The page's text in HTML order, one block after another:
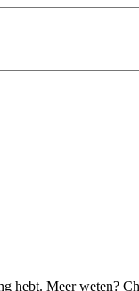
hebt. Meer weten?